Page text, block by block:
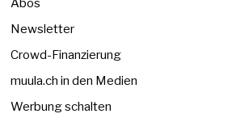
Abos
Newsletter
Crowd-Finanzierung
muula.ch in den Medien
Werbung schalten